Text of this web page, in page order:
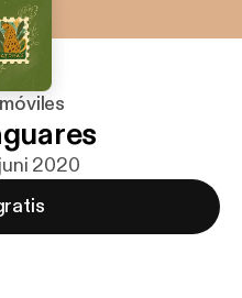
juni 2020